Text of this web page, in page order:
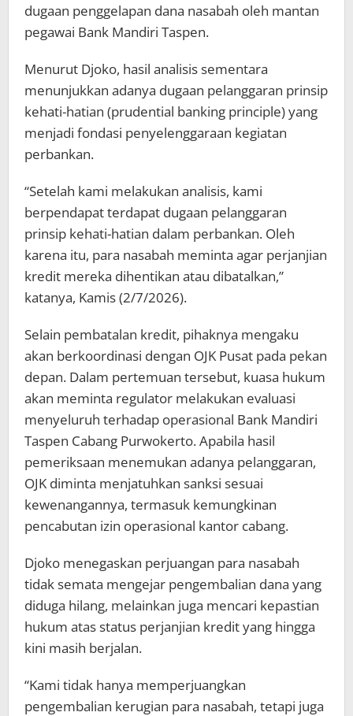
dugaan penggelapan dana nasabah oleh mantan
pegawai Bank Mandiri Taspen.
Menurut Djoko, hasil analisis sementara
menunjukkan adanya dugaan pelanggaran prinsip
kehati-hatian (prudential banking principle) yang
menjadi fondasi penyelenggaraan kegiatan
perbankan.
“Setelah kami melakukan analisis, kami
berpendapat terdapat dugaan pelanggaran
prinsip kehati-hatian dalam perbankan. Oleh
karena itu, para nasabah meminta agar perjanjian
kredit mereka dihentikan atau dibatalkan,”
katanya, Kamis (2/7/2026).
Selain pembatalan kredit, pihaknya mengaku
akan berkoordinasi dengan OJK Pusat pada pekan
depan. Dalam pertemuan tersebut, kuasa hukum
akan meminta regulator melakukan evaluasi
menyeluruh terhadap operasional Bank Mandiri
Taspen Cabang Purwokerto. Apabila hasil
pemeriksaan menemukan adanya pelanggaran,
OJK diminta menjatuhkan sanksi sesuai
kewenangannya, termasuk kemungkinan
pencabutan izin operasional kantor cabang.
Djoko menegaskan perjuangan para nasabah
tidak semata mengejar pengembalian dana yang
diduga hilang, melainkan juga mencari kepastian
hukum atas status perjanjian kredit yang hingga
kini masih berjalan.
“Kami tidak hanya memperjuangkan
pengembalian kerugian para nasabah, tetapi juga